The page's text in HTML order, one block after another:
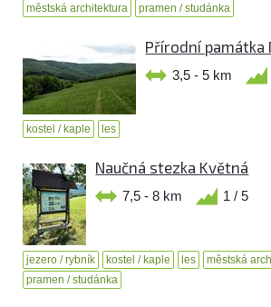
městská architektura pramen / studánka
Přírodní památka
3,5 - 5 km
kostel / kaple les
Naučná stezka Květná
7,5 - 8 km 1 / 5
jezero / rybník kostel / kaple les městská
pramen / studánka